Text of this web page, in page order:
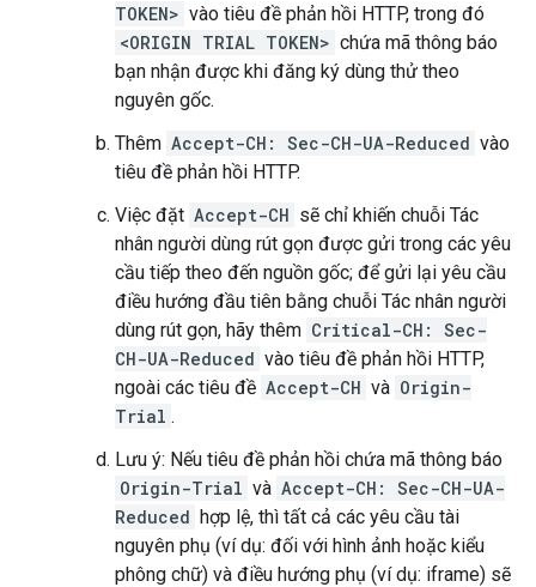
TOKEN> vào tiêu đề phản hồi HTTP, trong đó
<ORIGIN TRIAL TOKEN> chứa mã thông báo
bạn nhận được khi đăng ký dùng thử theo
nguyên gốc.
Thêm Accept-CH: Sec-CH-UA-Reduced vào
tiêu đề phản hồi HTTP.
Việc đặt Accept-CH sẽ chỉ khiến chuỗi Tác
nhân người dùng rút gọn được gửi trong các yêu
cầu tiếp theo đến nguồn gốc; để gửi lại yêu cầu
điều hướng đầu tiên bằng chuỗi Tác nhân người
dùng rút gọn, hãy thêm Critical-CH: Sec-
CH-UA-Reduced vào tiêu đề phản hồi HTTP,
ngoài các tiêu đề Accept-CH và Origin-
Trial .
Lưu ý: Nếu tiêu đề phản hồi chứa mã thông báo
Origin-Trial và Accept-CH: Sec-CH-UA-
Reduced hợp lệ, thì tất cả các yêu cầu tài
nguyên phụ (ví dụ: đối với hình ảnh hoặc kiểu
phông chữ) và điều hướng phụ (ví dụ: iframe) sẽ